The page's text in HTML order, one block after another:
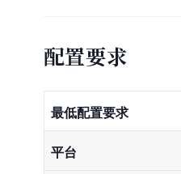
配置要求
最低配置要求
平台